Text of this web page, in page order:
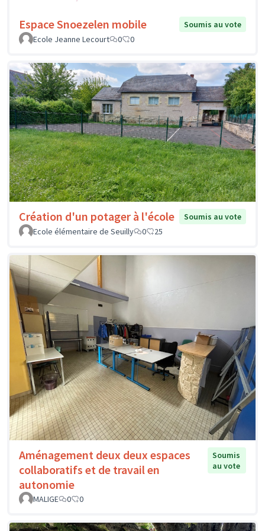
Espace Snoezelen mobile
Soumis au vote
Ecole Jeanne Lecourt
0 0
Création d'un potager à l'école
Soumis au vote
Ecole élémentaire de Seuilly
0 25
Aménagement deux deux espaces
collaboratifs et de travail en
autonomie
Soumis
au vote
MALIGE 0 0